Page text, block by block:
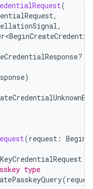
(
,
,
)
(request :
type
(